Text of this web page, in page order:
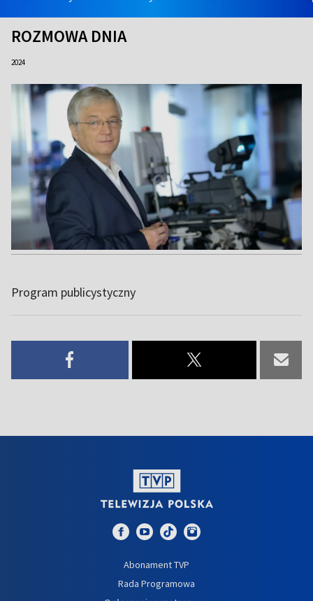
ROZMOWA DNIA
2024
Program publicystyczny
Abonament TVP
Rada Programowa